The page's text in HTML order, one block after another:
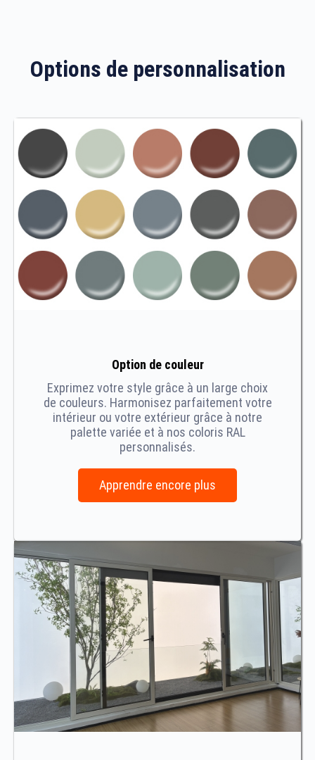
Options de personnalisation
Option de couleur
Exprimez votre style grâce à un large choix
de couleurs. Harmonisez parfaitement votre
intérieur ou votre extérieur grâce à notre
palette variée et à nos coloris RAL
personnalisés.
Apprendre encore plus